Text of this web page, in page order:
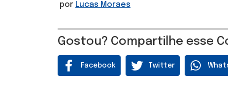
por Lucas Moraes
Gostou? Compartilhe esse
Facebook Twitter